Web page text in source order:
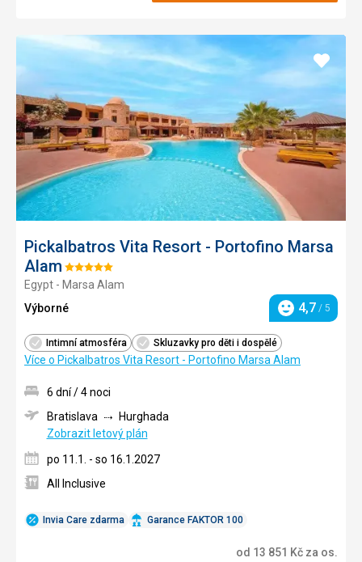
Pickalbatros Vita Resort - Portofino Marsa
Alam Hodnocení:
5/5
Egypt - Marsa Alam
Výborné
Hodnocení
4,7 / 5
Intimní atmosféra Skluzavky pro děti i dospělé
Více o Pickalbatros Vita Resort - Portofino Marsa Alam
Přidat
do
Invia Care zdarma Garance FAKTOR 100
6 dní / 4 noci
Bratislava
Hurghada
Zobrazit letový plán
po 11.1. - so 16.1.2027
All Inclusive
od 13 851 Kč za os.